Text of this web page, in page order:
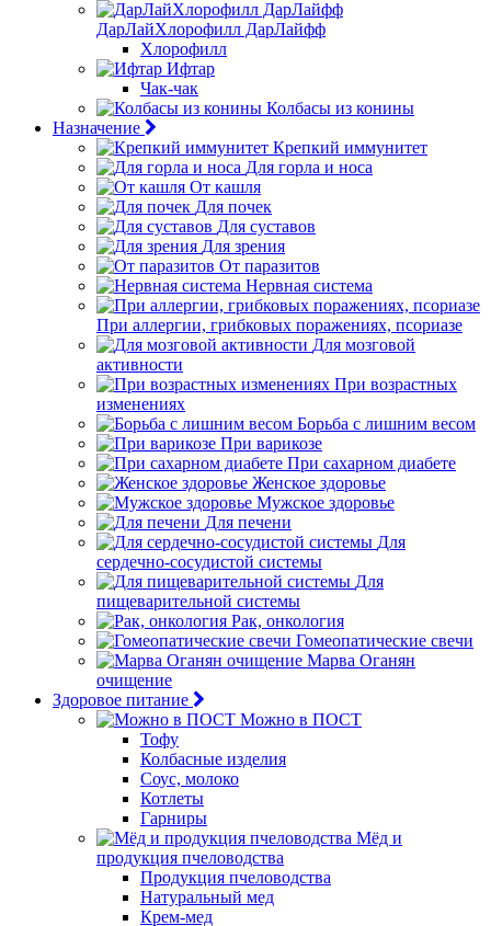
ДарЛайХлорофилл ДарЛайфф
Хлорофилл
Ифтар
Чак-чак
Колбасы из конины
Назначение
Крепкий иммунитет
Для горла и носа
От кашля
Для почек
Для суставов
Для зрения
От паразитов
Нервная система
При аллергии, грибковых поражениях, псориазе
Для мозговой
активности
При возрастных
изменениях
Борьба с лишним весом
При варикозе
При сахарном диабете
Женское здоровье
Мужское здоровье
Для печени
Для
сердечно-сосудистой системы
Для
пищеварительной системы
Рак, онкология
Гомеопатические свечи
Марва Оганян
очищение
Здоровое питание
Можно в ПОСТ
Тофу
Колбасные изделия
Соус, молоко
Котлеты
Гарниры
Мёд и
продукция пчеловодства
Продукция пчеловодства
Натуральный мед
Крем-мед